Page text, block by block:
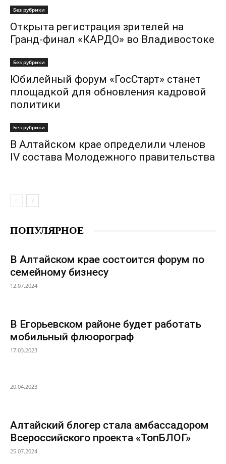
Без рубрики
Открыта регистрация зрителей на
Гранд-финал «КАРДО» во Владивостоке
Без рубрики
Юбилейный форум «ГосСтарт» станет
площадкой для обновления кадровой
политики
Без рубрики
В Алтайском крае определили членов
IV состава Молодежного правительства
ПОПУЛЯРНОЕ
В Алтайском крае состоится форум по
семейному бизнесу
12.07.2024
В Егорьевском районе будет работать
мобильный флюорограф
17.03.2023
20.04.2023
Алтайский блогер стала амбассадором
Всероссийского проекта «ТопБЛОГ»
25.07.2024